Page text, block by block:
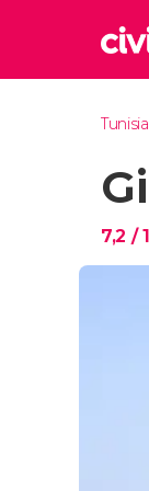
Tunisia
7,2 /